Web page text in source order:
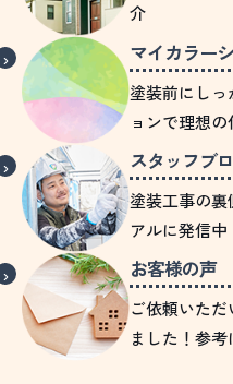
介
マイカラー
塗装前にしっ
ョンで理想
スタッフブ
塗装工事の裏
アルに発信中
お客様の声
ご依頼いただ
ました！参